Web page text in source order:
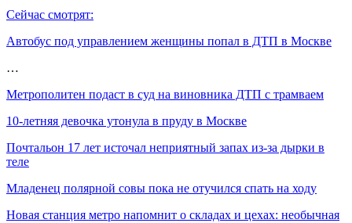
Сейчас смотрят:
Автобус под управлением женщины попал в ДТП в Москве
…
Метрополитен подаст в суд на виновника ДТП с трамваем
10-летняя девочка утонула в пруду в Москве
Почтальон 17 лет источал неприятный запах из-за дырки в
теле
Младенец полярной совы пока не отучился спать на ходу
Новая станция метро напомнит о складах и цехах: необычная